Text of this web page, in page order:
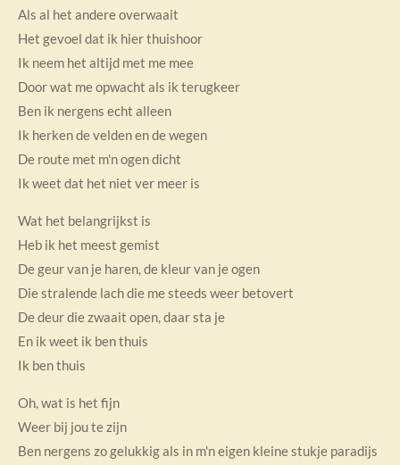
Als al het andere overwaait
Het gevoel dat ik hier thuishoor
Ik neem het altijd met me mee
Door wat me opwacht als ik terugkeer
Ben ik nergens echt alleen
Ik herken de velden en de wegen
De route met m'n ogen dicht
Ik weet dat het niet ver meer is
Wat het belangrijkst is
Heb ik het meest gemist
De geur van je haren, de kleur van je ogen
Die stralende lach die me steeds weer betovert
De deur die zwaait open, daar sta je
En ik weet ik ben thuis
Ik ben thuis
Oh, wat is het fijn
Weer bij jou te zijn
Ben nergens zo gelukkig als in m'n eigen kleine stukje paradijs